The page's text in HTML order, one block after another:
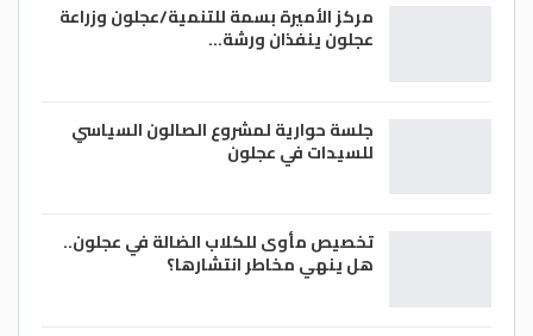
مركز الأميرة بسمة للتنمية/عجلون وزراعة
عجلون ينفذان ورشة…
جلسة حوارية لمشروع الصالون السياسي
للسيدات في عجلون
تخصيص مأوى للكلاب الضالة في عجلون..
هل ينهي مخاطر انتشارها؟